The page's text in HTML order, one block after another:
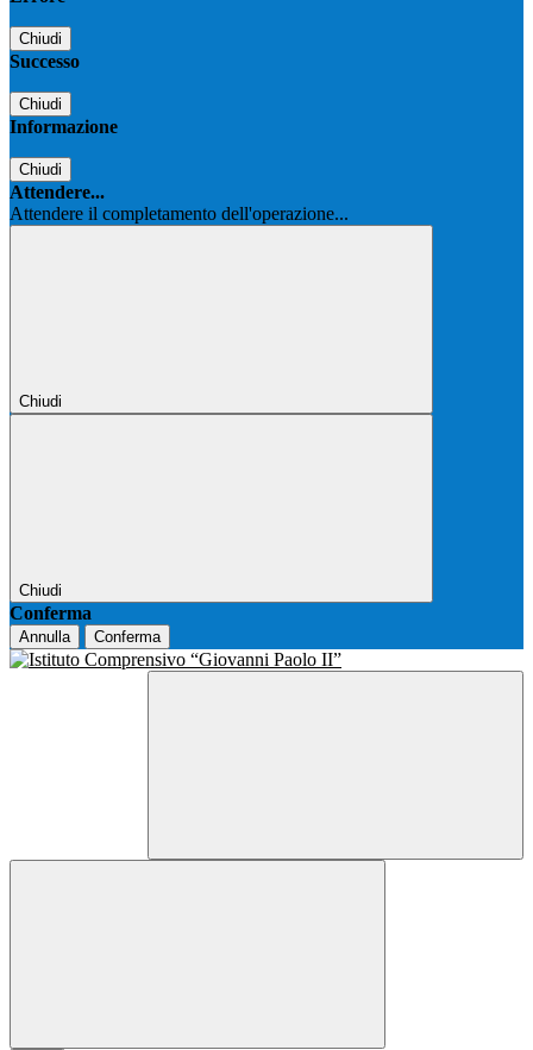
Chiudi
Successo
Chiudi
Informazione
Chiudi
Attendere...
Attendere il completamento dell'operazione...
Chiudi
Chiudi
Conferma
Annulla Conferma